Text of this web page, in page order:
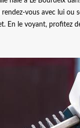
vous avec lui ou
En le voyant, profitez